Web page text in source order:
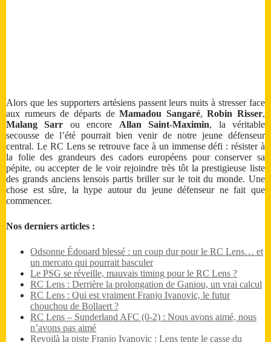
Alors que les supporters artésiens passent leurs nuits à stresser face
aux rumeurs de départs deMamadou Sangaré,Robin Risser,
Malang Sarr ou encore Allan Saint-Maximin, la véritable
secousse de l’été pourrait bien venir de notre jeune défenseur
central. Le RC Lens se retrouve face à un immense défi : résister à
la folie des grandeurs des cadors européens pour conserver sa
pépite, ou accepter de le voir rejoindre très tôt la prestigieuse liste
des grands anciens lensois partis briller sur le toit du monde. Une
chose est sûre, la hype autour du jeune défenseur ne fait que
commencer.
Nos derniers articles :
Odsonne Édouard blessé : un coup dur pour le RC Lens… et
un mercato qui pourrait basculer
Le PSG se réveille, mauvais timing pour le RC Lens ?
RC Lens : Derrière la prolongation de Ganiou, un vrai calcul
RC Lens : Qui est vraiment Franjo Ivanovic, le futur
chouchou de Bollaert ?
RC Lens – Sunderland AFC (0-2) : Nous avons aimé, nous
n’avons pas aimé
Revoilà la piste Franjo Ivanovic : Lens tente le casse du